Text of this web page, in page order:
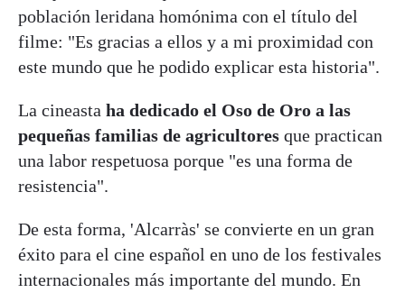
población leridana homónima con el título del
filme: "Es gracias a ellos y a mi proximidad con
este mundo que he podido explicar esta historia".
La cineasta ha dedicado el Oso de Oro a las
pequeñas familias de agricultores que practican
una labor respetuosa porque "es una forma de
resistencia".
De esta forma, 'Alcarràs' se convierte en un gran
éxito para el cine español en uno de los festivales
internacionales más importante del mundo. En